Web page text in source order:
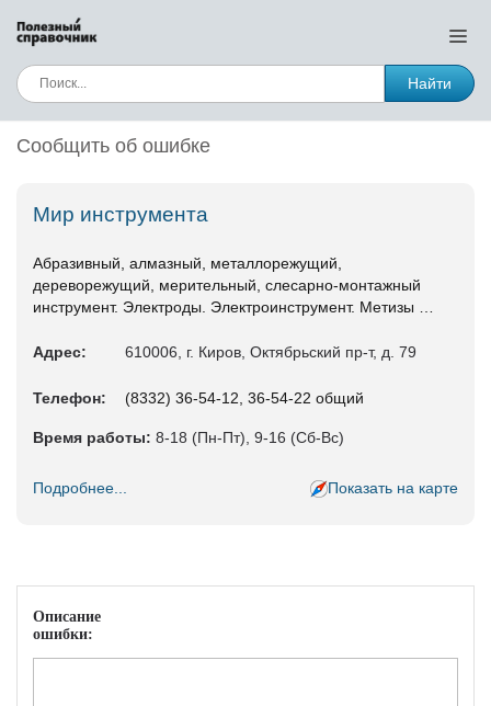
Найти
Сообщить об ошибке
Мир инструмента
Абразивный, алмазный, металлорежущий,
дереворежущий, мерительный, слесарно-монтажный
инструмент. Электроды. Электроинструмент. Метизы …
Адрес: 610006, г. Киров, Октябрьский пр-т, д. 79
Телефон: (8332) 36-54-12, 36-54-22 общий
Время работы: 8-18 (Пн-Пт), 9-16 (Сб-Вс)
Подробнее... Показать на карте
Описание
ошибки: